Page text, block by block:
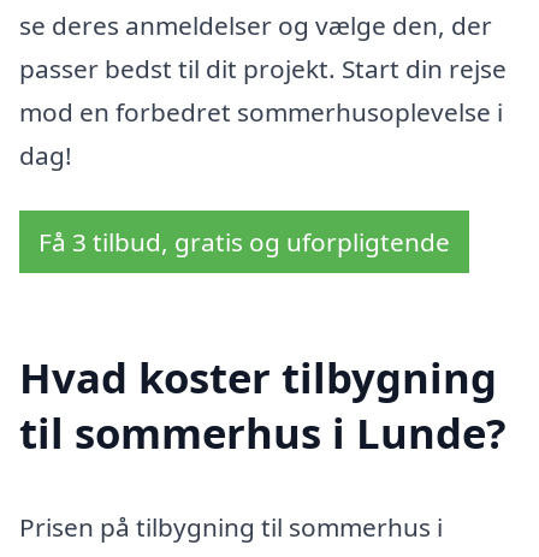
se deres anmeldelser og vælge den, der
passer bedst til dit projekt. Start din rejse
mod en forbedret sommerhusoplevelse i
dag!
Få 3 tilbud, gratis og uforpligtende
Hvad koster tilbygning
til sommerhus i Lunde?
Prisen på tilbygning til sommerhus i